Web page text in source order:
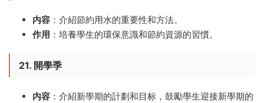
内容 ：介紹節約用水的重要性和方法。
作用 ：培養學生的環保意識和節約資源的習慣。
21. 開學季
内容 ：介紹新學期的計劃和目标，鼓勵學生迎接新學期的